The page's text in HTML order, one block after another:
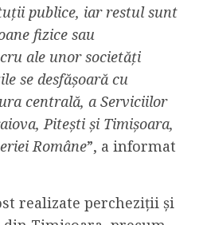
publice, iar restul sunt
fizice sau
ale unor societăți
se desfășoară cu
centrală, a Serviciilor
Pitești și Timișoara,
Române”, a informat
realizate percheziții și